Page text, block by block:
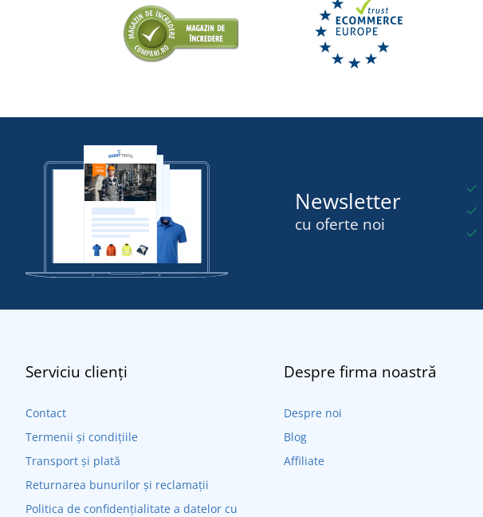
Newsletter
cu oferte noi
Serviciu clienți
Contact
Termenii și condițiile
Transport și plată
Returnarea bunurilor și reclamații
Politica de confidențialitate a datelor cu
Despre firma noastră
Despre noi
Blog
Affiliate